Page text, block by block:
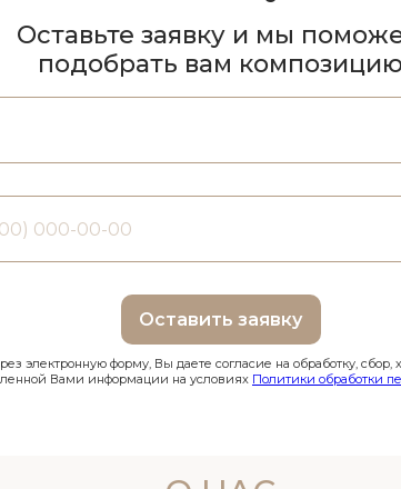
Оставить заявку
Оставьте заявку и мы
подобрать вам композицию
электронную форму, Вы даете согласие на обработку, сбор,
Вами информации на условиях Политики обработки